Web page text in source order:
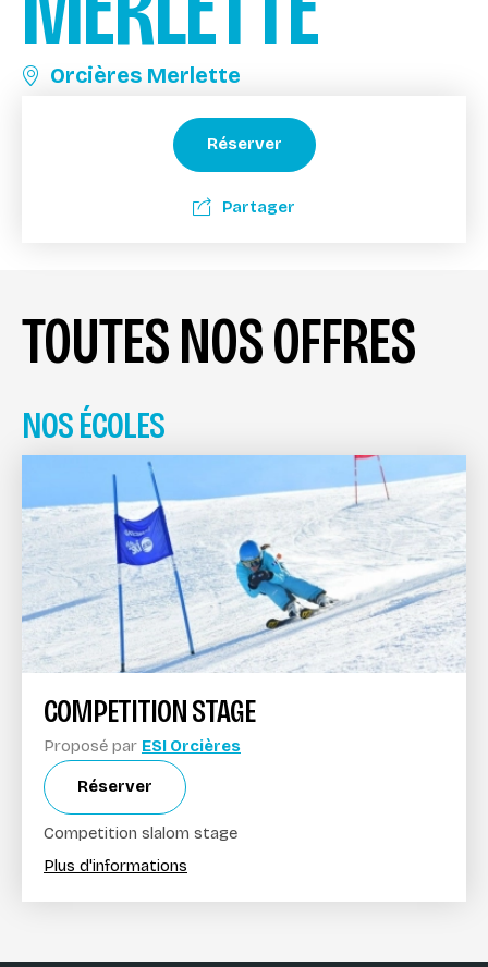
Orcières Merlette
Réserver
Partager
TOUTES NOS OFFRES
NOS ÉCOLES
COMPETITION STAGE
Proposé par ESI Orcières
Réserver
Competition slalom stage
Plus d'informations